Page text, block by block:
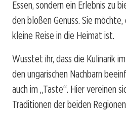
Essen, sondern ein Erlebnis zu
den bloßen Genuss. Sie
kleine Reise in die Heimat ist.
Wusstet ihr, dass die Kulinarik
den ungarischen Nachbarn
auch im „Taste“. Hier vereinen
Traditionen der beiden